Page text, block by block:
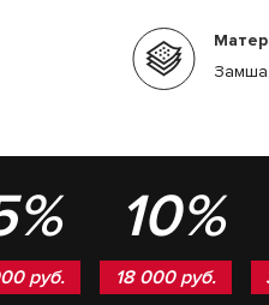
руб.
10%
18 000 руб.